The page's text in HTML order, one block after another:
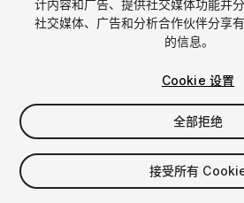
语言
日本語
通过
出售资源
资源上
发布商登
常见问
计内容和广告、提供社交媒体功能并
社交媒体、广告和分析合作伙伴分享
的信息。
Cookie 设置
全部拒绝
接受所有